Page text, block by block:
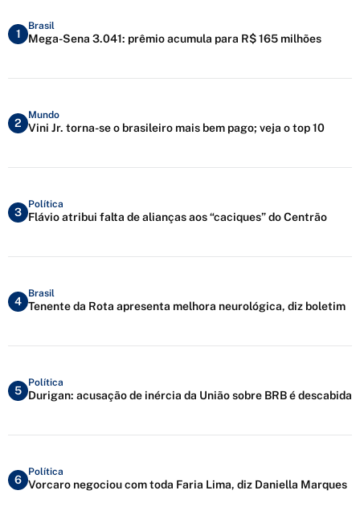
1
Brasil
Mega-Sena 3.041: prêmio acumula para R$ 165 milhões
2
Mundo
Vini Jr. torna-se o brasileiro mais bem pago; veja o top 10
3
Política
Flávio atribui falta de alianças aos “caciques” do Centrão
4
Brasil
Tenente da Rota apresenta melhora neurológica, diz boletim
5
Política
Durigan: acusação de inércia da União sobre BRB é descabida
6
Política
Vorcaro negociou com toda Faria Lima, diz Daniella Marques